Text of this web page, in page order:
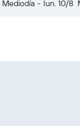
Mediodía - lun. 10/8